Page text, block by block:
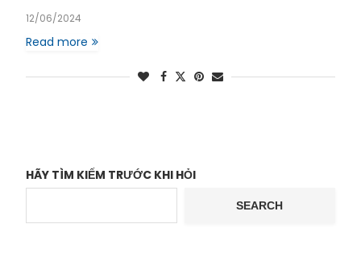
12/06/2024
Read more
HÃY TÌM KIẾM TRƯỚC KHI HỎI
SEARCH